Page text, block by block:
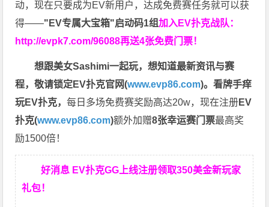
动，现在只要成为EV新用户，达成免费赛任务就可以获
得——"EV专属大宝箱"启动码1组加入EV扑克战队：
http://evpk7.com/96088再送4张免费门票！
想跟美女Sashimi一起玩，想知道最新资讯与赛
程，敬请锁定EV扑克官网(www.evp86.com)。看牌手痒
玩EV扑克，每日多场免费赛奖励高达20w，现在注册EV
扑克(www.evp86.com)额外加赠8张幸运赛门票最高奖
励1500倍！
好消息 EV扑克GG上线注册领取350美金新玩家
礼包！